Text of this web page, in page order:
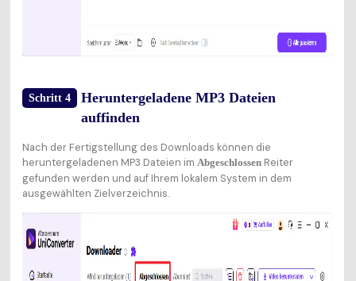
Schritt 4
Heruntergeladene MP3 Dateien
auffinden
Nach der Fertigstellung des Downloads können die
heruntergeladenen MP3 Dateien im AbgeschlossenReiter
gefunden werden und auf Ihrem lokalem System in dem
ausgewählten Zielverzeichnis.